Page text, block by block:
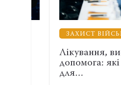
ЗАХИСТ
Лікування,
допомога: які
для…